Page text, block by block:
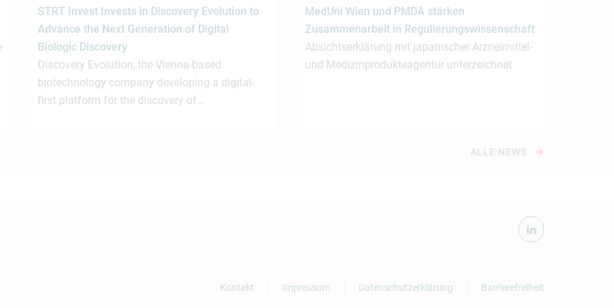
STRT Invest Invests in Discovery Evolution to
Advance the Next Generation of Digital
Biologic Discovery
Discovery Evolution, the Vienna-based
biotechnology company developing a digital-
first platform for the discovery of…
MedUni Wien und PMDA stärken
Zusammenarbeit in Regulierungswissenschaft
Absichtserklärung mit japanischer Arzneimittel-
und Medizinprodukteagentur unterzeichnet
ALLE NEWS
Kontakt
Impressum Datenschutzerklärung Barrierefreiheit